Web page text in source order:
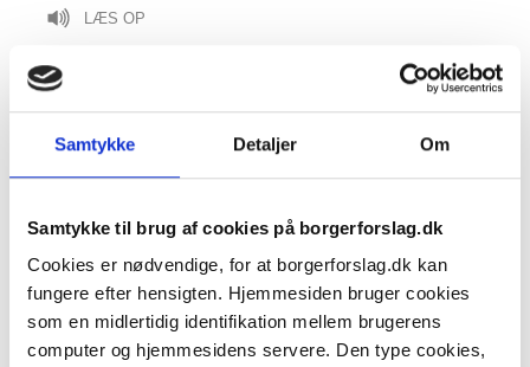
Samtykke Detaljer Om
Samtykke til brug af cookies på borgerforslag.dk
Cookies er nødvendige, for at borgerforslag.dk kan
fungere efter hensigten. Hjemmesiden bruger cookies
som en midlertidig identifikation mellem brugerens
computer og hjemmesidens servere. Den type cookies,
LÆS OP
Biler og andre køretøjer skal køre med
baglys tændt ligesom forlys.
usigtbar vejr,
eller glemmer at tænde baglys.
Baglys skal kunne tændes sammen med forlygter.